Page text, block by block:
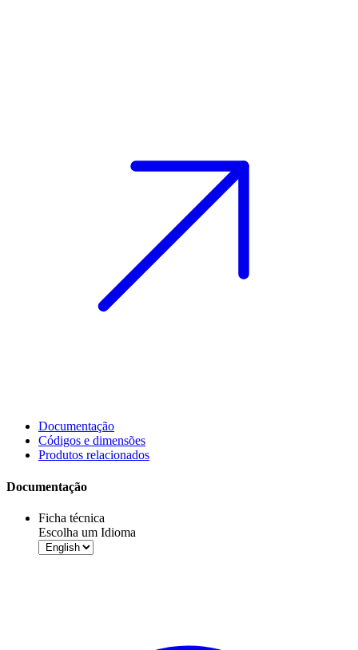
Documentação
Códigos e dimensões
Produtos relacionados
Documentação
Ficha técnica
Escolha um Idioma